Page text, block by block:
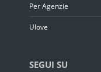
Per Agenzie
Ulove
SEGUI SU